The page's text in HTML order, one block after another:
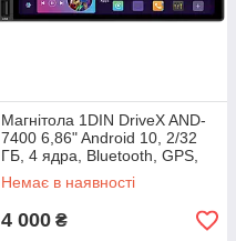
Магнітола 1DIN DriveX AND-
7400 6,86" Android 10, 2/32
ГБ, 4 ядра, Bluetooth, GPS,
CarPlay, Android Auto
Немає в наявності
4 000 ₴